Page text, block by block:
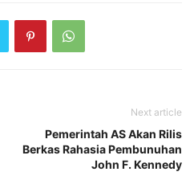
Next article
Pemerintah AS Akan Rilis
Berkas Rahasia Pembunuhan
John F. Kennedy